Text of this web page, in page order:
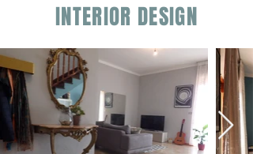
INTERIOR DESIGN